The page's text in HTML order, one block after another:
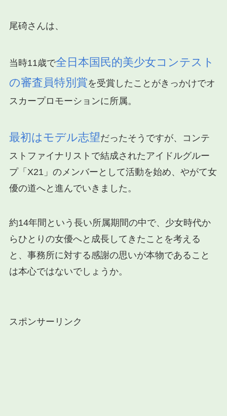
尾碕さんは、
当時11歳で全日本国民的美少女コンテスト
の審査員特別賞を受賞したことがきっかけでオ
スカープロモーションに所属。
最初はモデル志望だったそうですが、コンテ
ストファイナリストで結成されたアイドルグルー
プ「X21」のメンバーとして活動を始め、やがて女
優の道へと進んでいきました。
約14年間という長い所属期間の中で、少女時代か
らひとりの女優へと成長してきたことを考える
と、事務所に対する感謝の思いが本物であること
は本心ではないでしょうか。
スポンサーリンク